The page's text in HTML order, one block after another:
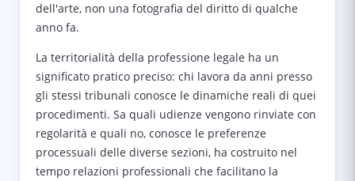
dell'arte, non una fotografia del diritto di qualche
anno fa.
La territorialità della professione legale ha un
significato pratico preciso: chi lavora da anni presso
gli stessi tribunali conosce le dinamiche reali di quei
procedimenti. Sa quali udienze vengono rinviate con
regolarità e quali no, conosce le preferenze
processuali delle diverse sezioni, ha costruito nel
tempo relazioni professionali che facilitano la